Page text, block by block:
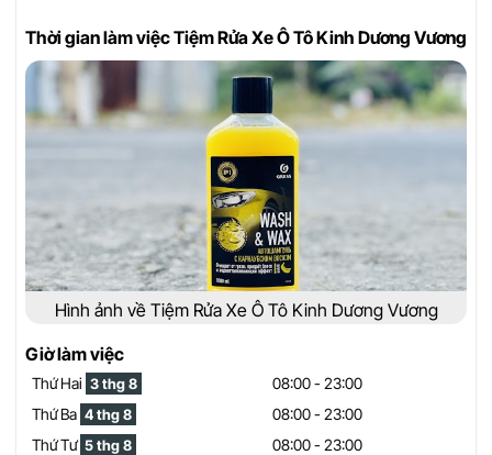
Thời gian làm việc Tiệm Rửa Xe Ô Tô Kinh Dương Vương
Hình ảnh về Tiệm Rửa Xe Ô Tô Kinh Dương Vương
Giờ làm việc
Thứ Hai 3 thg 8
08:00 - 23:00
Thứ Ba 4 thg 8
08:00 - 23:00
Thứ Tư 5 thg 8
08:00 - 23:00